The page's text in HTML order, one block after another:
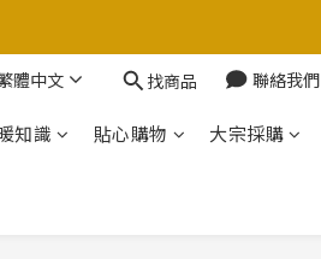
體中文 找商品 聯絡我們
知識 貼心購物 大宗採購